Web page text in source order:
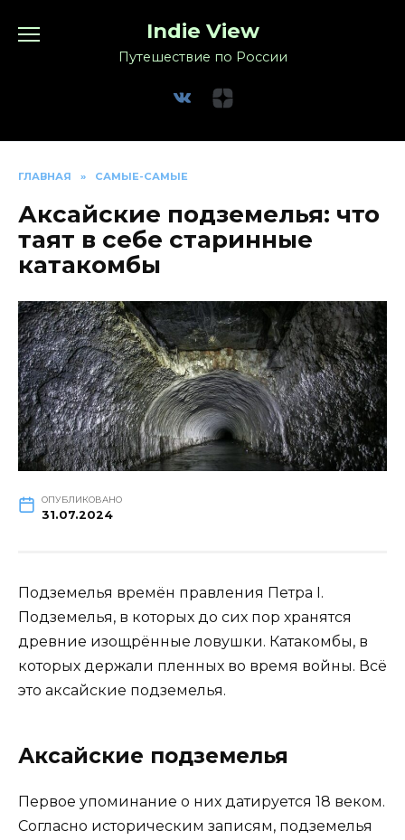
Indie View
Путешествие по России
ГЛАВНАЯ » САМЫЕ-САМЫЕ
Аксайские подземелья: что
таят в себе старинные
катакомбы
ОПУБЛИКОВАНО
31.07.2024
Подземелья времён правления Петра I.
Подземелья, в которых до сих пор хранятся
древние изощрённые ловушки. Катакомбы, в
которых держали пленных во время войны. Всё
это аксайские подземелья.
Аксайские подземелья
Первое упоминание о них датируется 18 веком.
Согласно историческим записям, подземелья